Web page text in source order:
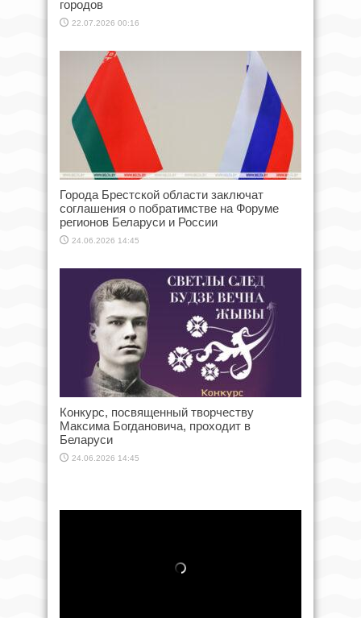
городов
22.07.2026 00:16
Города Брестской области заключат
соглашения о побратимстве на Форуме
регионов Беларуси и России
24.06.2026 14:45
Конкурс, посвященный творчеству
Максима Богдановича, проходит в
Беларуси
24.06.2026 14:45